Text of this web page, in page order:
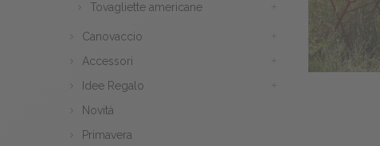
Tovagliette americane
Canovaccio
Accessori
Idee Regalo
Novità
Primavera